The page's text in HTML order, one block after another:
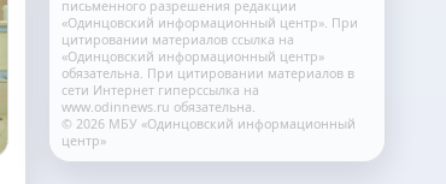
письменного разрешения редакции
«Одинцовский информационный центр». При
цитировании материалов ссылка на
«Одинцовский информационный центр»
обязательна. При цитировании материалов в
сети Интернет гиперссылка на
www.odinnews.ru обязательна.
© 2026 МБУ «Одинцовский информационный
центр»